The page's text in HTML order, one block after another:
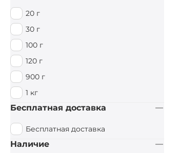
20 г
30 г
100 г
120 г
900 г
1 кг
Бесплатная доставка
Бесплатная доставка
Наличие